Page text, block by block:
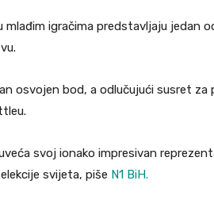
igračima predstavljaju jedan
osvojen bod, a odlučujući susret za
svoj ionako impresivan
svijeta, piše N1 BiH.